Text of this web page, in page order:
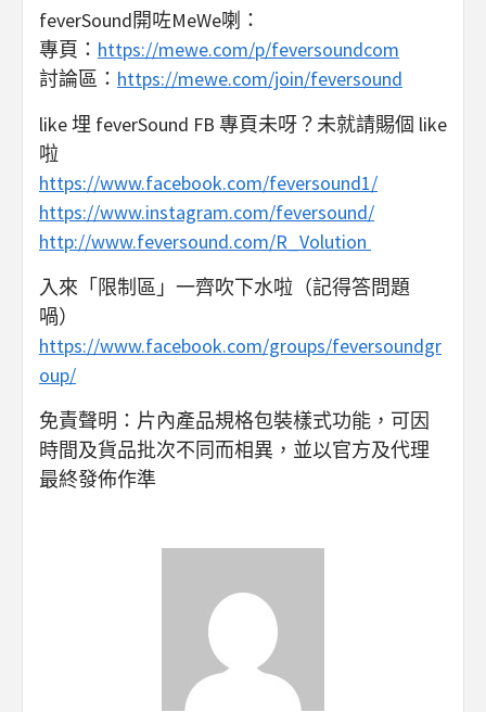
feverSound開咗MeWe喇：
專頁： https://mewe.com/p/feversoundcom
討論區： https://mewe.com/join/feversound
like 埋 feverSound FB 專頁未呀？未就請賜個 like
啦
https://www.facebook.com/feversound1/
https://www.instagram.com/feversound/
http://www.feversound.com/R_Volution
入來「限制區」一齊吹下水啦（記得答問題
喎）
https://www.facebook.com/groups/feversoundgr
oup/
免責聲明：片內產品規格包裝樣式功能，可因
時間及貨品批次不同而相異，並以官方及代理
最終發佈作準